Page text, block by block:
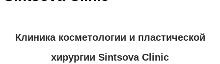
Клиника косметологии и пластической
хирургии Sintsova Clinic